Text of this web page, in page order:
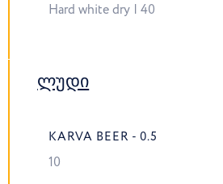
Hard white dry | 40
ლუდი
KARVA BEER - 0.5
10